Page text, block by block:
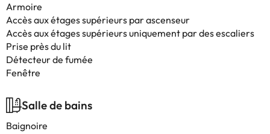
Armoire
Accès aux étages supérieurs par ascenseur
Accès aux étages supérieurs uniquement par des escaliers
Prise près du lit
Détecteur de fumée
Fenêtre
Salle de bains
Baignoire